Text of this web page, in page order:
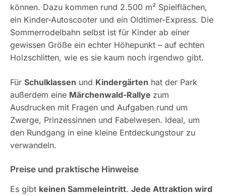
können. Dazu kommen rund 2.500 m² Spielflächen,
ein Kinder-Autoscooter und ein Oldtimer-Express. Die
Sommerrodelbahn selbst ist für Kinder ab einer
gewissen Größe ein echter Höhepunkt – auf echten
Holzschlitten, wie es sie kaum noch irgendwo gibt.
Für Schulklassen und Kindergärten hat der Park
außerdem eine Märchenwald-Rallye zum
Ausdrucken mit Fragen und Aufgaben rund um
Zwerge, Prinzessinnen und Fabelwesen. Ideal, um
den Rundgang in eine kleine Entdeckungstour zu
verwandeln.
Preise und praktische Hinweise
Es gibt keinen Sammeleintritt. Jede Attraktion wird